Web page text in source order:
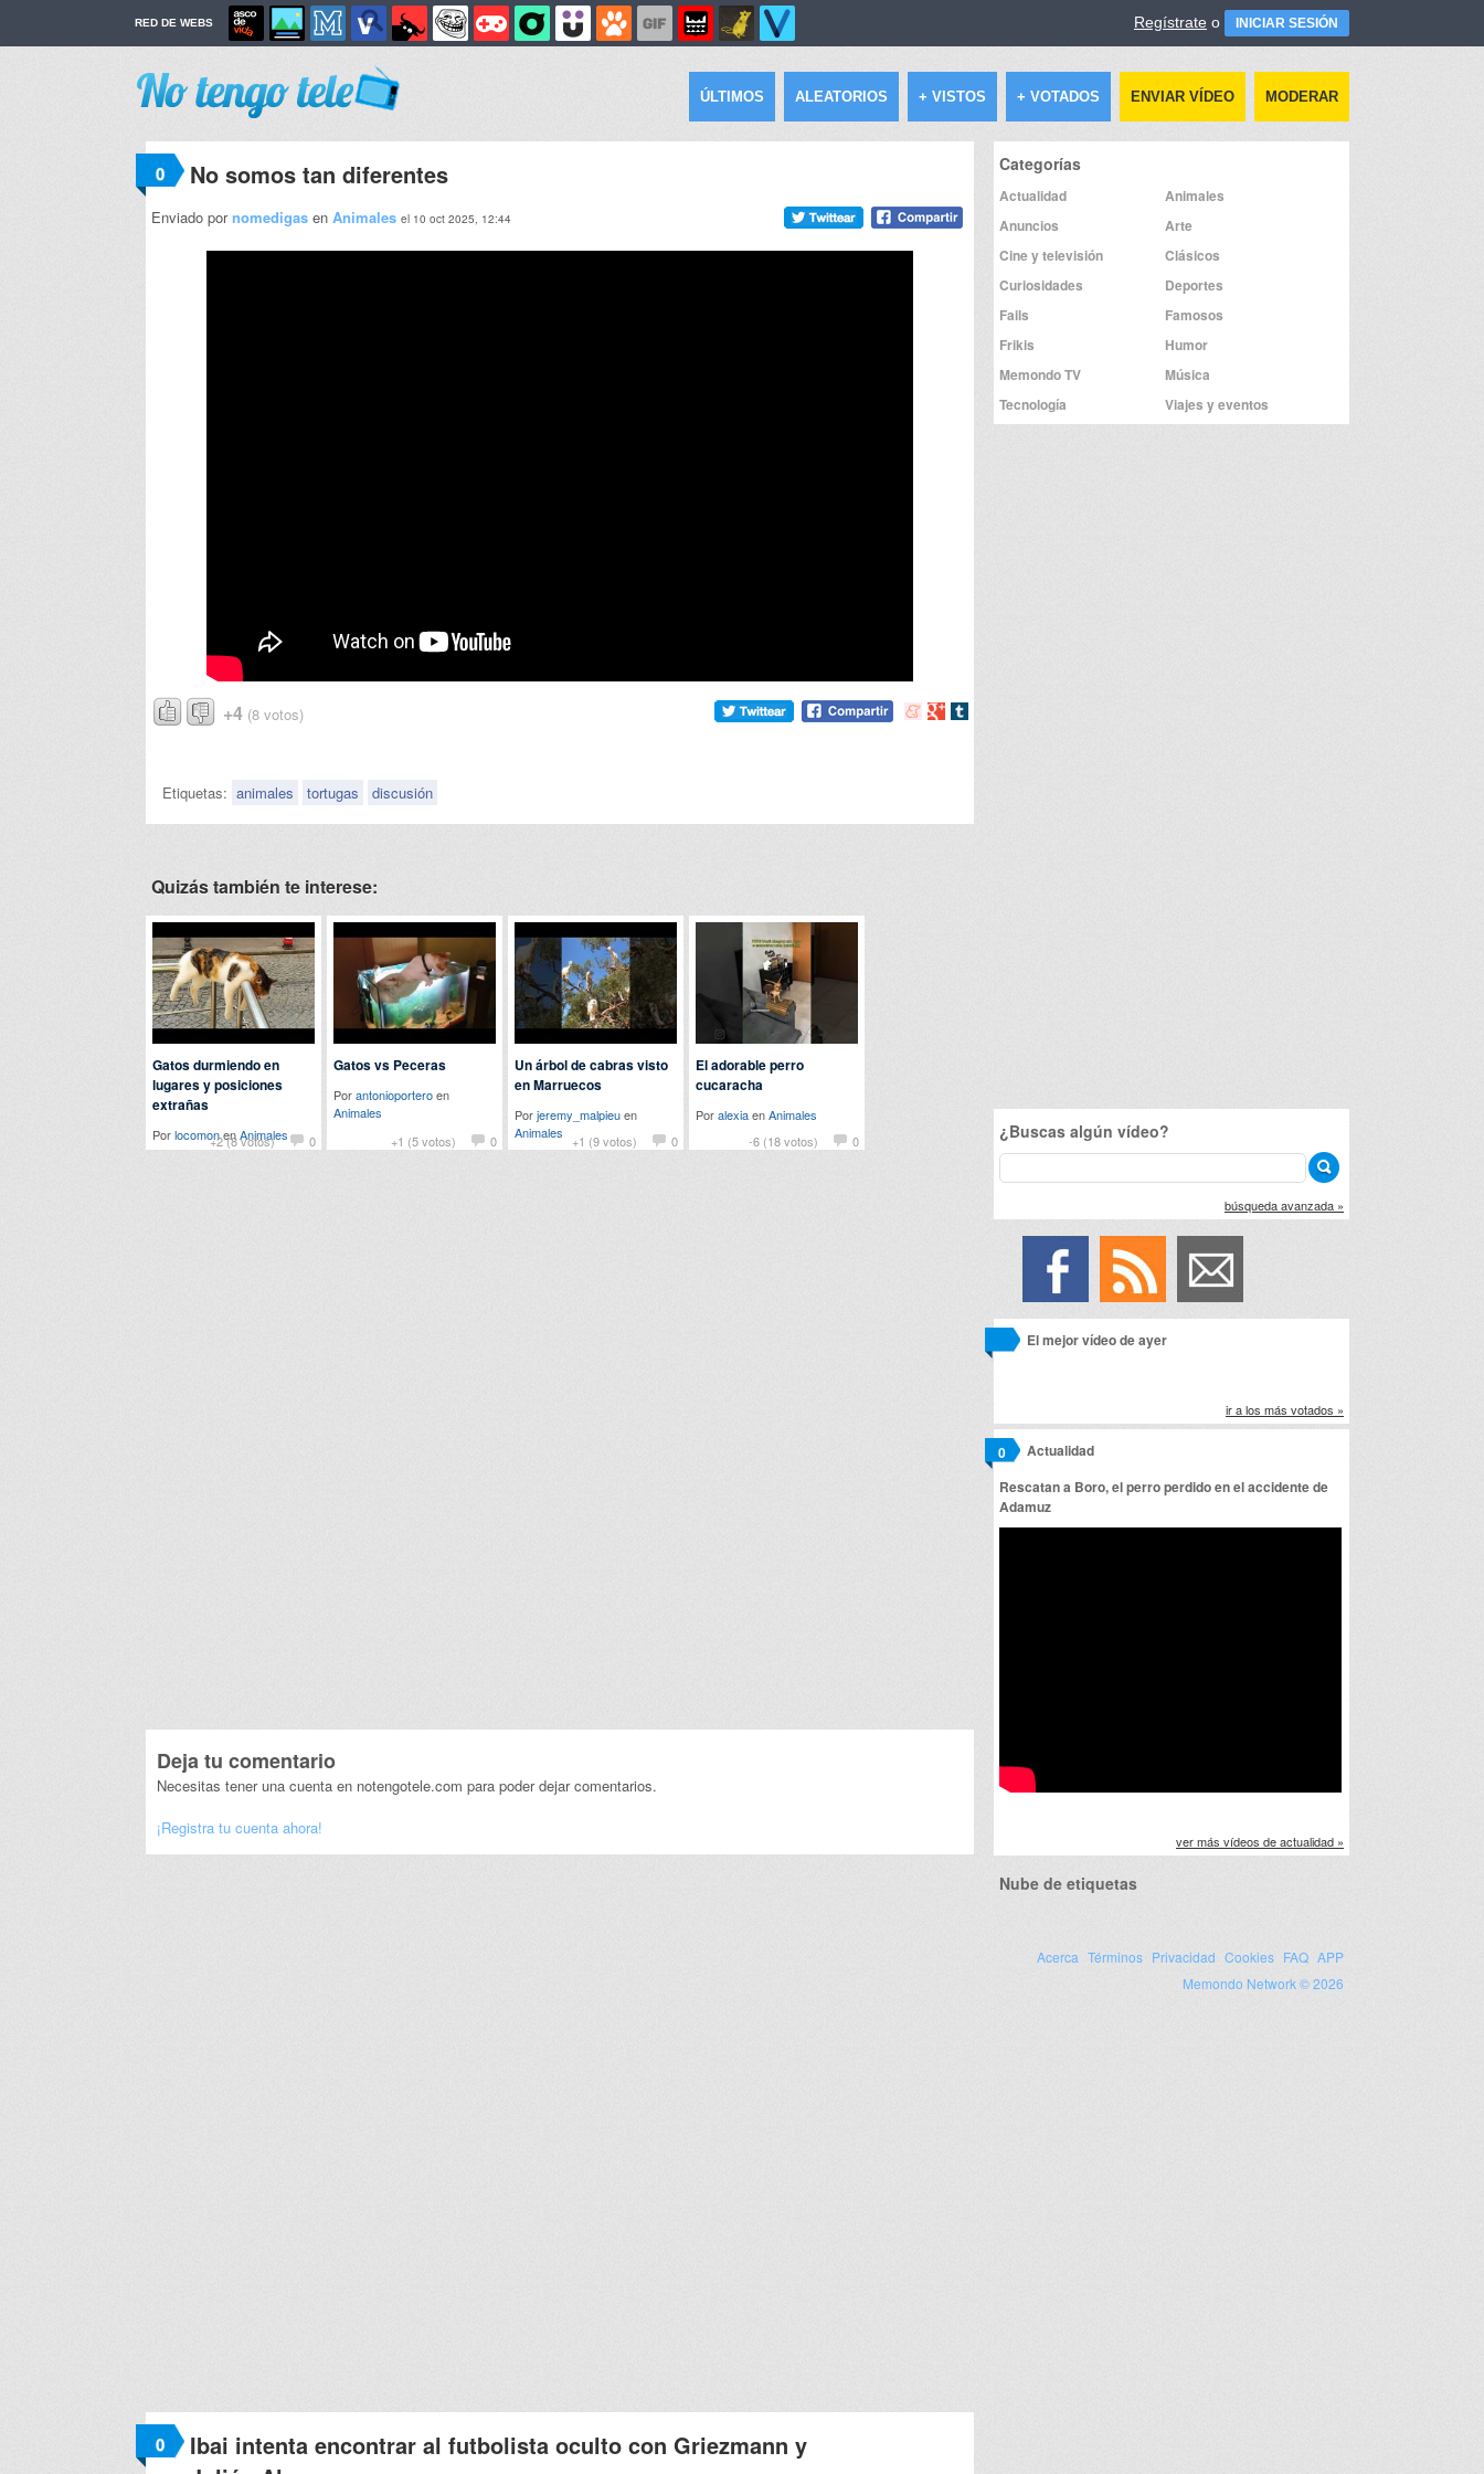
RED DE WEBS Regístrate o INICIAR SESIÓN
ÚLTIMOS ALEATORIOS + VISTOS + VOTADOS ENVIAR VÍDEO MODERAR
0 No somos tan diferentes
Enviado pornomedigas en Animales el 10 oct 2025, 12:44
+4 (8 votos)
Compartir
Compartir
Compartir
Etiquetas: animales tortugas discusión
Quizás también te interese:
+2 (8 votos) 0
Gatos durmiendo en
lugares y posiciones
extrañas
PorlocomonenAnimales +1 (5 votos) 0
Gatos vs Peceras
Porantonioporteroen
Animales
+1 (9 votos)
0
Un árbol de cabras visto
en Marruecos
Porjeremy_malpieuen
Animales
-6 (18 votos) 0
El adorable perro
cucaracha
PoralexiaenAnimales
Deja tu comentario
Necesitas tener una cuenta en notengotele.com para poder dejar comentarios.
¡Registra tu cuenta ahora!
0
Ibai intenta encontrar al futbolista oculto con Griezmann y
Categorías
Actualidad
Animales
Anuncios
Arte
Cine y televisión
Clásicos
Curiosidades
Deportes
Fails
Famosos
Frikis
Humor
Memondo TV
Música
Tecnología
Viajes y eventos
¿Buscas algún vídeo?
búsqueda avanzada »
El mejor vídeo de ayer
ir a los más votados »
Actualidad
0
Rescatan a Boro, el perro perdido en el accidente de
Adamuz
ver más vídeos de actualidad »
Nube de etiquetas
Acerca Términos Privacidad Cookies FAQ APP
Memondo Network © 2026